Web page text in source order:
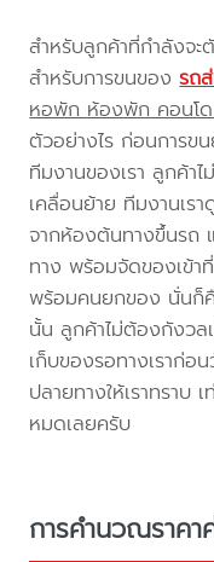
สำหรับลูกค้าที่กำลังจ
สำหรับการขนของรถ
หอพัก ห้องพัก คอนโ
ตัวอย่างไร ก่อนการข
ทีมงานของเรา ลูกค้า
เคลื่อนย้าย ทีมงานเร
จากห้องต้นทางขึ้นรถ
ทาง พร้อมจัดของเข้า
พร้อมคนยกของ นั่นก็
นั้น ลูกค้าไม่ต้องกังวล
เก็บของรอทางเราก่อ
ปลายทางให้เราทราบ
หมดเลยครับ
การคำนวณราค